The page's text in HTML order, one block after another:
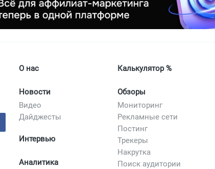
О нас
Новости
Видео
Дайджесты
Интервью
Аналитика
Калькулятор %
Обзоры
Мониторинг
Рекламные сети
Постинг
Трекеры
Накрутка
Поиск аудитории